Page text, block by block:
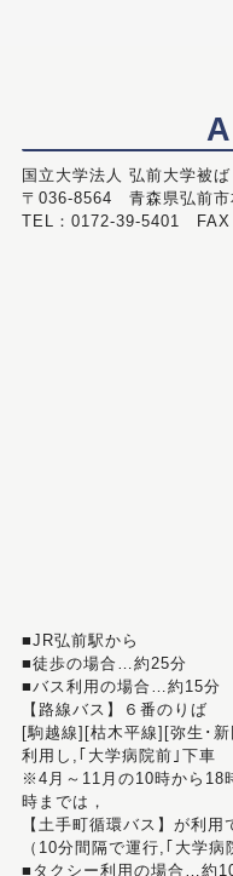
国立大学法人 弘前大学被
〒036-8564 青森県弘前市
TEL：0172-39-5401 FAX
■JR弘前駅から
■徒歩の場合…約25分
■バス利用の場合…約15分
【路線バス】６番のりば
[駒越線][枯木平線][弥生･
利用し,｢大学病院前｣下車
※4月～11月の10時から18
時までは，
【土手町循環バス】が利用
（10分間隔で運行,｢大学病
■タクシー利用の場合…約